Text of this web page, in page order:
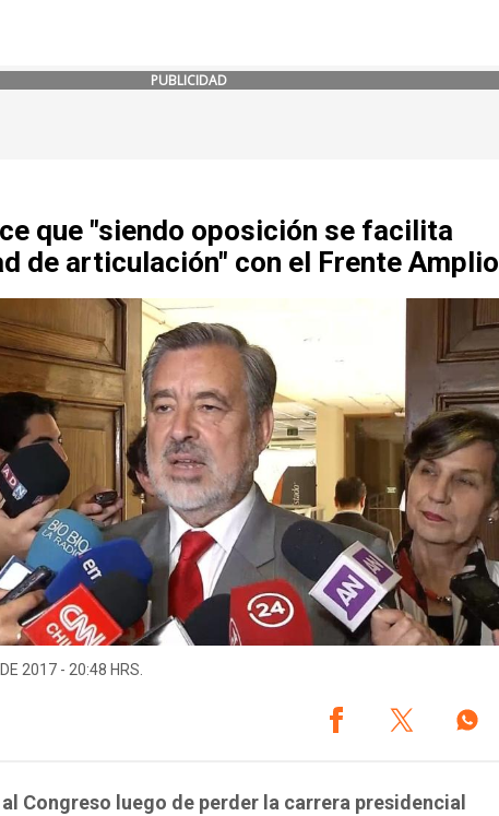
PUBLICIDAD
que "siendo oposición se facilita
de articulación" con el Frente Amplio
2017 - 20:48 HRS.
Congreso luego de perder la carrera presidencial